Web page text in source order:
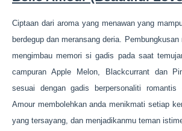
Ciptaan dari aroma yang menawan yang
berdegup dan meransang deria.
mengimbau memori si gadis pada saat
campuran Apple Melon, Blackcurrant dan
sesuai dengan gadis berpersonaliti romantis
Amour membolehkan anda menikmati setiap
yang tersayang, dan menjadikanmu teman